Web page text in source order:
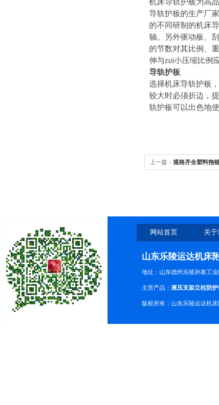
机床导轨护板为高
导轨护板的生产厂
的不同研制的机床
轴。另外驱动板、
的节数对其比例、
伸与zui小压缩比例
导轨护板
选择机床导轨护板
较大时必须折边，
轨护板可以出色地
上一篇： 规格齐全塑料拖
网站首页 关
山东乐陵运达机床
地址：山东德州乐陵孙寨工
主营产品： 液压支架立柱防
版权所有：山东乐陵运达机